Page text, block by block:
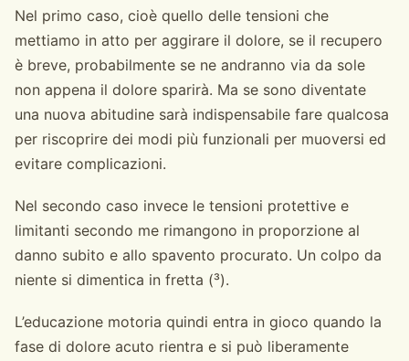
Nel primo caso, cioè quello delle tensioni che
mettiamo in atto per aggirare il dolore, se il recupero
è breve, probabilmente se ne andranno via da sole
non appena il dolore sparirà. Ma se sono diventate
una nuova abitudine sarà indispensabile fare qualcosa
per riscoprire dei modi più funzionali per muoversi ed
evitare complicazioni.
Nel secondo caso invece le tensioni protettive e
limitanti secondo me rimangono in proporzione al
danno subito e allo spavento procurato. Un colpo da
niente si dimentica in fretta (³).
L’educazione motoria quindi entra in gioco quando la
fase di dolore acuto rientra e si può liberamente